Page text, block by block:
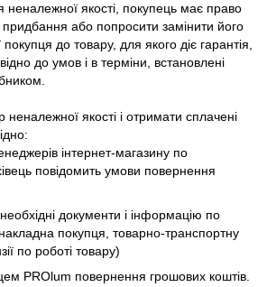
якості, покупець має право
придбання або попросити замінити його
покупця до товару, для якого діє гарантія,
до умов і в терміни, встановлені
якості і отримати сплачені
інтернет-магазину по
повідомить умови повернення
документи і інформацію по
покупця, товарно-транспортну
по роботі товару)
PROlum повернення грошових коштів.